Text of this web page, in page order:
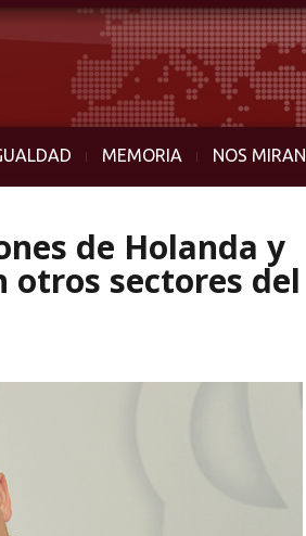
MEMORIA NOS MIRAN
de Holanda y
otros sectores del